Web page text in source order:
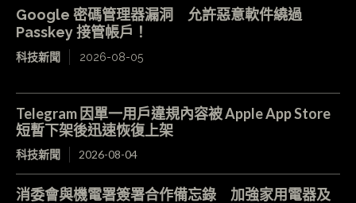
Google 密碼管理器漏洞 允許惡意軟件繞過
Passkey 接管帳戶！
科技新聞 2026-08-05
Telegram 因單一用戶違規內容被 Apple App Store
短暫下架後迅速恢復上架
科技新聞 2026-08-04
消委會與機電署簽署合作備忘錄 加強家用電器及